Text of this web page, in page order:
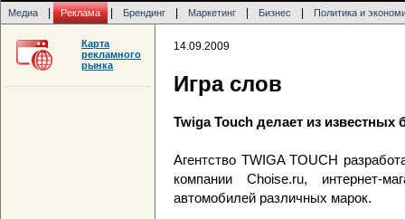
Медиа Реклама Брендинг Маркетинг Бизнес Политика и
14.09.2009
Игра слов
Twiga Touch делает из
Агентство TWIGA TOUCH
компании Choise.ru, интернет-
автомобилей различных марок.
Карта
рекламного
рынка